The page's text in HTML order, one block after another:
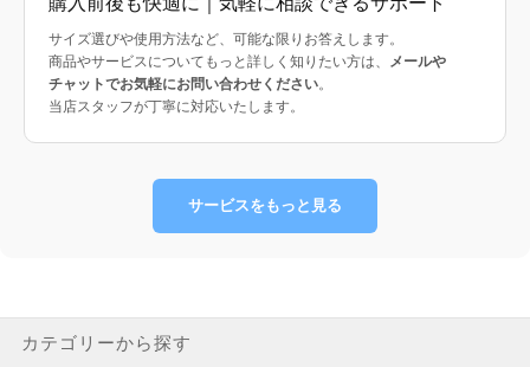
サイズ選びや使用方法など、可能な限りお答えします。
商品やサービスについてもっと詳しく知りたい方は、 メールや
チャットでお気軽にお問い合わせください。
当店スタッフが丁寧に対応いたします。
サービスをもっと見る
カテゴリーから探す